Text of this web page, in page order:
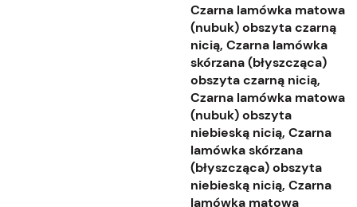
Czarna lamówka matowa
(nubuk) obszyta czarną
nicią, Czarna lamówka
skórzana (błyszcząca)
obszyta czarną nicią,
Czarna lamówka matowa
(nubuk) obszyta
niebieską nicią, Czarna
lamówka skórzana
(błyszcząca) obszyta
niebieską nicią, Czarna
lamówka matowa